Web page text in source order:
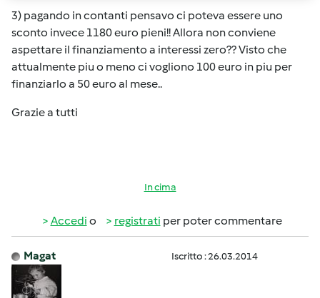
3) pagando in contanti pensavo ci poteva essere uno
sconto invece 1180 euro pieni!! Allora non conviene
aspettare il finanziamento a interessi zero?? Visto che
attualmente piu o meno ci vogliono 100 euro in piu per
finanziarlo a 50 euro al mese..
Grazie a tutti
In cima
Accedi o registrati per poter commentare
Magat Iscritto : 26.03.2014